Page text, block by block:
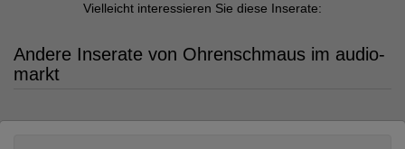
Vielleicht interessieren Sie diese Inserate:
Andere Inserate von Ohrenschmaus im audio-
markt